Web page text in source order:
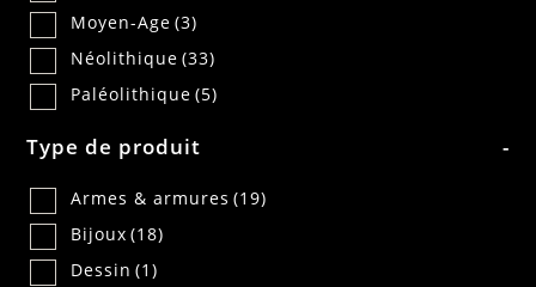
Moyen-Age (3)
Néolithique (33)
Paléolithique (5)
Type de produit -
Armes & armures (19)
Bijoux (18)
Dessin (1)